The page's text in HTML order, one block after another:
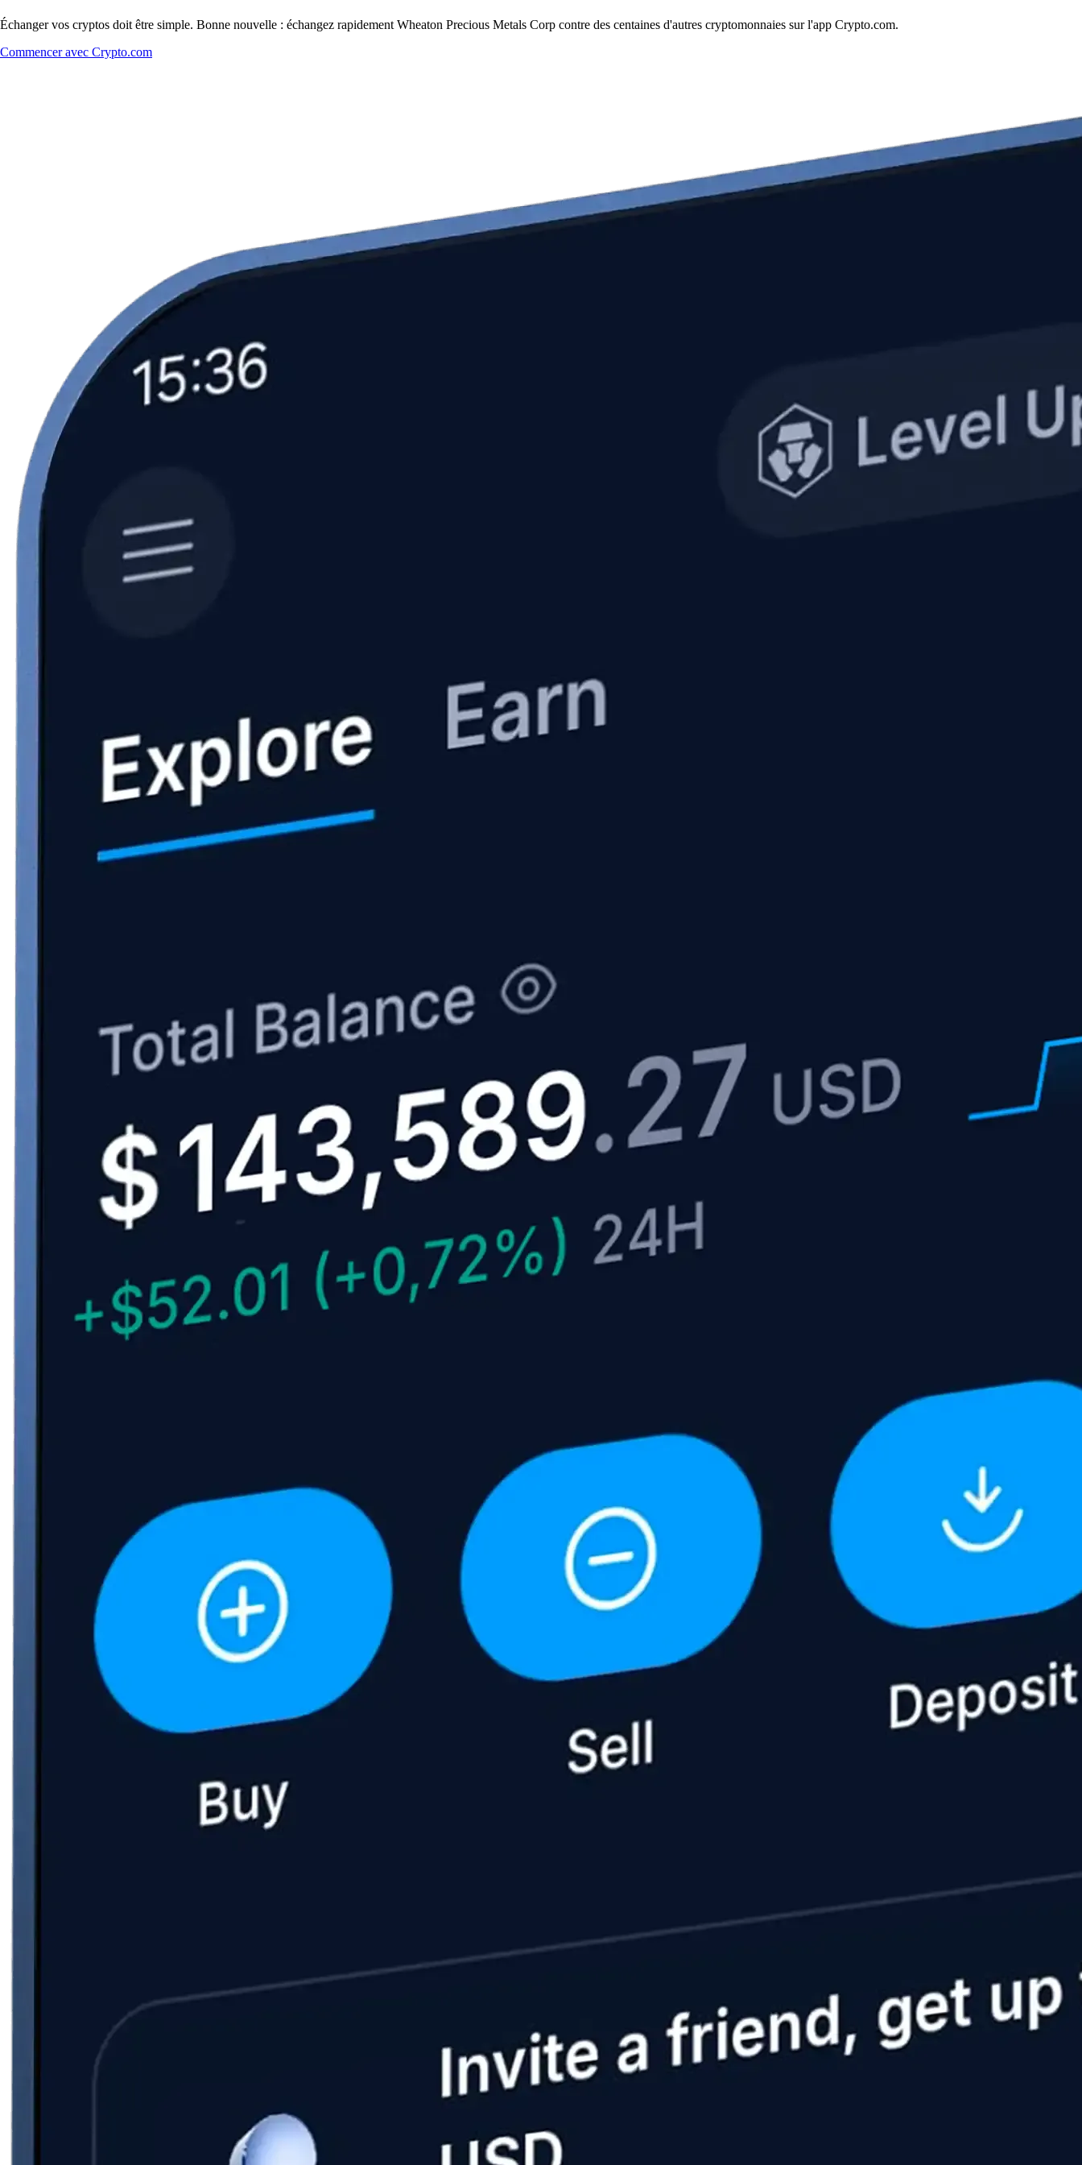
Échanger vos cryptos doit être simple. Bonne nouvelle : échangez rapidement Wheaton Precious Metals Corp contre des centaines d'autres cryptomonnaies sur l'app Crypto.com.
Commencer avec Crypto.com